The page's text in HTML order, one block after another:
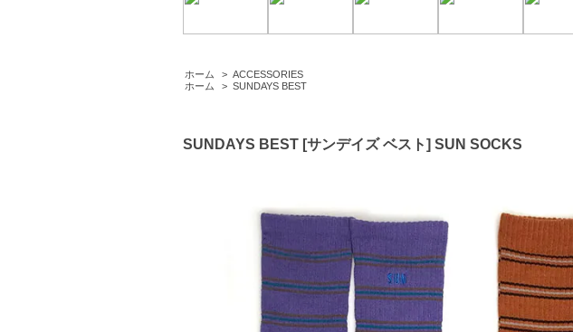
ホーム > ACCESSORIES
ホーム
> SUNDAYS BEST
SUNDAYS BEST [サンデイズ ベスト] SUN SOCKS